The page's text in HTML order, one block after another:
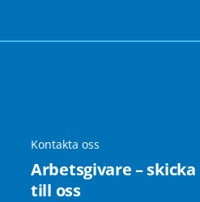
Kontakta oss
Arbetsgivare –
till oss